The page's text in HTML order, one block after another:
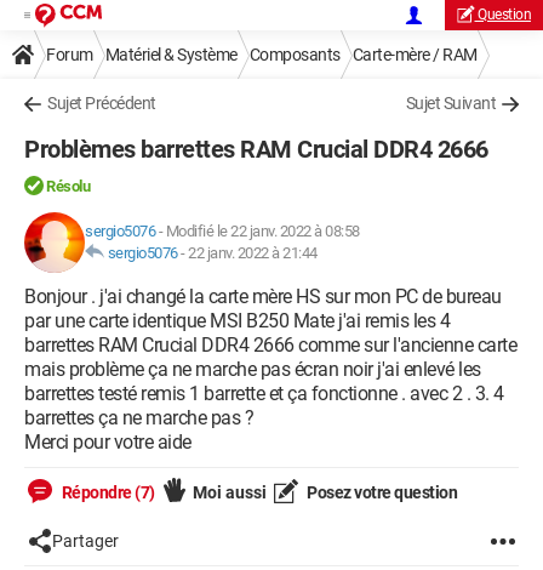
Question
Forum Matériel & Système Composants Carte-mère / RAM
Sujet Précédent Sujet Suivant
Problèmes barrettes RAM Crucial DDR4 2666
Résolu
sergio5076- Modifié le 22 janv. 2022 à 08:58
sergio5076-22 janv. 2022 à 21:44
Bonjour . j'ai changé la carte mère HS sur mon PC de bureau
par une carte identique MSI B250 Mate j'ai remis les 4
barrettes RAM Crucial DDR4 2666 comme sur l'ancienne carte
mais problème ça ne marche pas écran noir j'ai enlevé les
barrettes testé remis 1 barrette et ça fonctionne . avec 2 . 3. 4
barrettes ça ne marche pas ?
Merci pour votre aide
Répondre (7) Moi aussi Posez votre question
Partager